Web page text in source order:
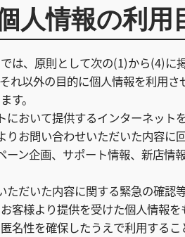
人情報の利用
では、原則として次の(1)から(4)
れ以外の目的に個人情報を利用
す。
において提供するインターネット
りお問い合わせいただいた内容に
ーン企画、サポート情報、新店情
ただいた内容に関する緊急の確認
お客様より提供を受けた個人情報
名性を確保したうえで利用するこ